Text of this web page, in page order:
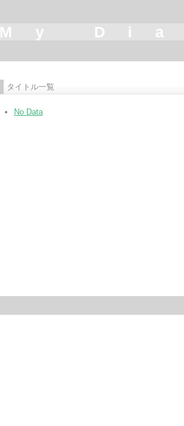
My
タイトル一覧
No Data